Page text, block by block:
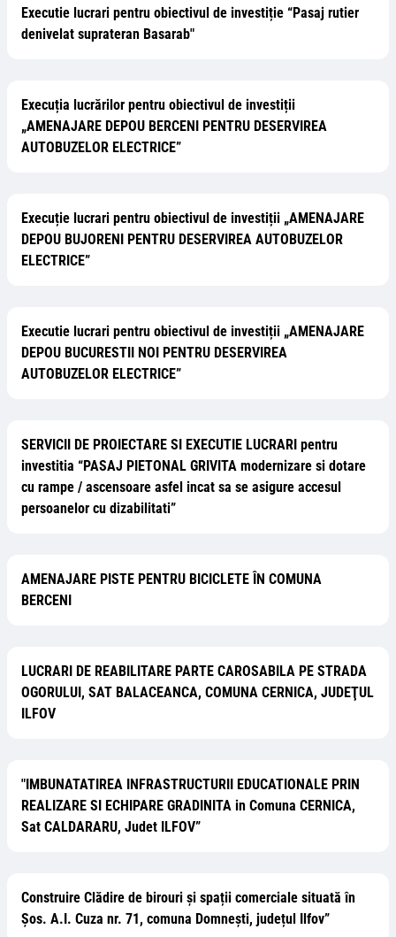
Executie lucrari pentru obiectivul de investiție “Pasaj rutier
denivelat suprateran Basarab"
Execuția lucrărilor pentru obiectivul de investiții
„AMENAJARE DEPOU BERCENI PENTRU DESERVIREA
AUTOBUZELOR ELECTRICE”
Execuție lucrari pentru obiectivul de investiții „AMENAJARE
DEPOU BUJORENI PENTRU DESERVIREA AUTOBUZELOR
ELECTRICE”
Executie lucrari pentru obiectivul de investiții „AMENAJARE
DEPOU BUCURESTII NOI PENTRU DESERVIREA
AUTOBUZELOR ELECTRICE”
SERVICII DE PROIECTARE SI EXECUTIE LUCRARI pentru
investitia “PASAJ PIETONAL GRIVITA modernizare si dotare
cu rampe / ascensoare asfel incat sa se asigure accesul
persoanelor cu dizabilitati”
AMENAJARE PISTE PENTRU BICICLETE ÎN COMUNA
BERCENI
LUCRARI DE REABILITARE PARTE CAROSABILA PE STRADA
OGORULUI, SAT BALACEANCA, COMUNA CERNICA, JUDEŢUL
ILFOV
"IMBUNATATIREA INFRASTRUCTURII EDUCATIONALE PRIN
REALIZARE SI ECHIPARE GRADINITA in Comuna CERNICA,
Sat CALDARARU, Judet ILFOV”
Construire Clădire de birouri și spații comerciale situată în
Șos. A.I. Cuza nr. 71, comuna Domnești, județul Ilfov”